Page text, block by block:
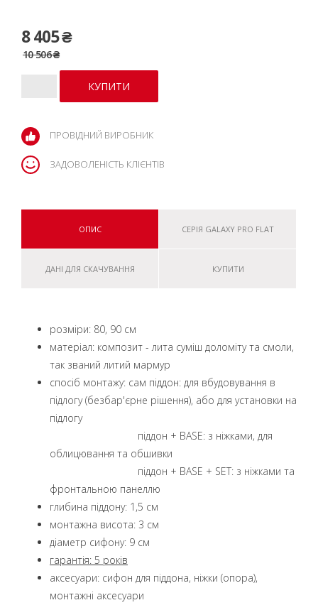
8 405 ₴
10 506 ₴
ПРОВІДНИЙ ВИРОБНИК
ЗАДОВОЛЕНІСТЬ КЛІЄНТІВ
ОПИС СЕРІЯ GALAXY PRO FLAT
ДАНІ ДЛЯ СКАЧУВАННЯ КУПИТИ
розміри: 80, 90 см
матеріал: композит - лита суміш доломіту та смоли,
так званий литий мармур
спосіб монтажу: сам піддон: для вбудовування в
підлогу (безбар'єрне рішення), або для установки на
підлогу
піддон + BASE: з ніжками, для
облицювання та обшивки
піддон + BASE + SET: з ніжками та
фронтальною панеллю
глибина піддону: 1,5 см
монтажна висота: 3 см
діаметр сифону: 9 см
гарантія: 5 років
аксесуари: сифон для піддона, ніжки (опора),
монтажні аксесуари